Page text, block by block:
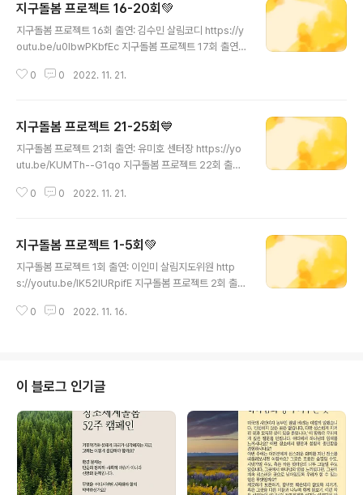
지구돌봄 프로젝트 16-20회💚
지구돌봄 프로젝트 16회 출연: 김수민 살림코디 https://y
outu.be/u0lbwPKbfEc 지구돌봄 프로젝트 17회 출연:
구돌봄 프로젝트 18회 출연: 김수민 살림코디 https://yo
구돌봄 프로젝트 20회 출연: 유미호 센터장 https://yout
u.be/hBFbZf_KYt0
0 0 2022. 11. 21.
지구돌봄 프로젝트 21-25회💙
지구돌봄 프로젝트 21회 출연: 유미호 센터장 https://yo
utu.be/KUMTh--G1qo 지구돌봄 프로젝트 22회 출연:
돌봄 프로젝트 23회 출연: 김지아 살림코디 https://yout
구돌봄 프로젝트 25회 출연: 김지아 살림코디 https://yo
utu.be/EmVtt4vpokw
0 0 2022. 11. 21.
지구돌봄 프로젝트 1-5회💚
지구돌봄 프로젝트 1회 출연: 이인미 살림지도위원 http
s://youtu.be/lK52IURpifE 지구돌봄 프로젝트 2회 출
FM4 지구돌봄 프로젝트 3회 출연: 이인미 살림지도위원
위원 https://youtu.be/4xfov9GBTuw
0 0 2022. 11. 16.
이 블로그 인기글